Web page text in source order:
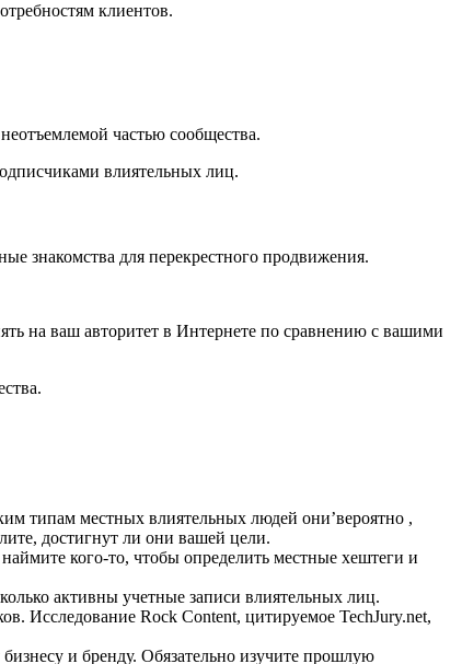
клиентов.
частью сообщества.
влиятельных лиц.
знакомства для перекрестного продвижения.
на ваш авторитет в Интернете по сравнению с вашими
типам местных влиятельных людей они’вероятно ,
достигнут ли они вашей цели.
кого-то, чтобы определить местные хештеги и
активны учетные записи влиятельных лиц.
Исследование Rock Content, цитируемое TechJury.net,
и бренду. Обязательно изучите прошлую